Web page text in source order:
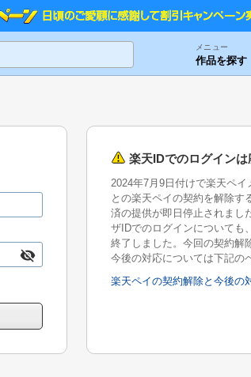
メニュー
作品を探す
楽天IDでのログイン
2024年7月9日付けで楽天ペ
との楽天ペイの契約を解除す
済の提供が即日停止されまし
ザIDでのログインについても
終了しました。今回の契約解
今後の対応については下記の
楽天ペイの契約解除と今後の